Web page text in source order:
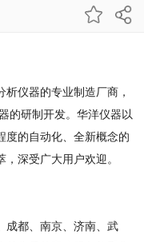
仪器的专业制造厂商，
的研制开发。华洋仪器以
度的自动化、全新概念的
深受广大用户欢迎。
成都、南京、济南、武